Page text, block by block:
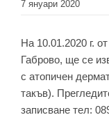
7 януари 2020
На 10.01.2020 г.
Габрово, ще се
с атопичен
такъв).
записване тел: